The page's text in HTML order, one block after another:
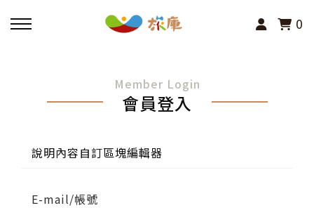
0
小旅行及主題導覽
講座、體驗與課程
Member Login
會員登入
說明內容自訂區塊編輯器
E-mail/帳號